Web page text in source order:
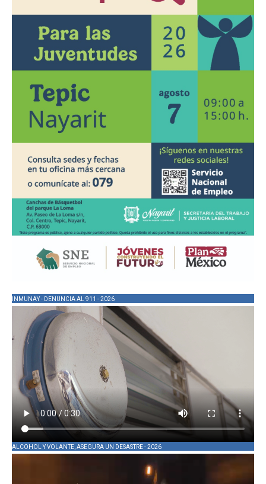
INMUNAY - DENUNCIA AL 911 - 2026
ALCOHOL Y VOLANTE, ASEGURA UN DESASTRE - 2026